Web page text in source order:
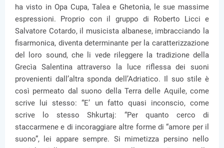
ha visto in Opa Cupa, Talea e Ghetonìa, le sue massime
espressioni. Proprio con il gruppo di Roberto Licci e
Salvatore Cotardo, il musicista albanese, imbracciando la
fisarmonica, diventa determinante per la caratterizzazione
del loro sound, che li vede rileggere la tradizione della
Grecìa Salentina attraverso la luce riflessa dei suoni
provenienti dall’altra sponda dell’Adriatico. Il suo stile è
così permeato dal suono della Terra delle Aquile, come
scrive lui stesso: “E’ un fatto quasi inconscio, come
scrive lo stesso Shkurtaj: “Per quanto cerco di
staccarmene e di incoraggiare altre forme di “amore per il
suono”, lei appare sempre. Si mimetizza persino nello